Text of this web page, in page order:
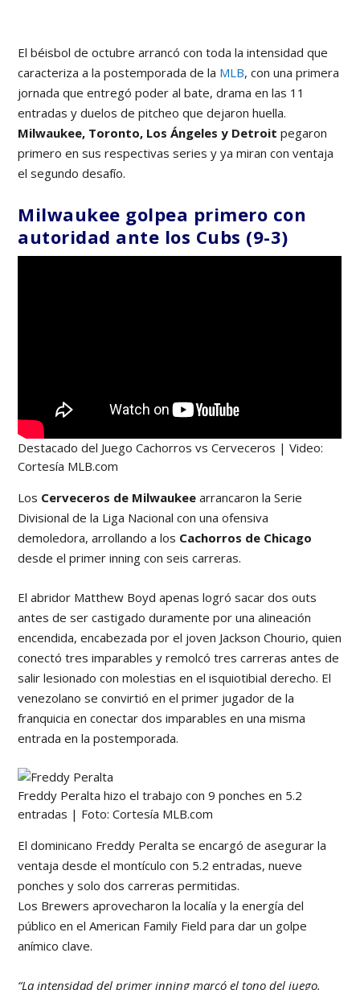
El béisbol de octubre arrancó con toda la intensidad que
caracteriza a la postemporada de la MLB, con una primera
jornada que entregó poder al bate, drama en las 11
entradas y duelos de pitcheo que dejaron huella.
Milwaukee, Toronto, Los Ángeles y Detroit pegaron
primero en sus respectivas series y ya miran con ventaja
el segundo desafío.
Milwaukee golpea primero con
autoridad ante los Cubs (9-3)
Destacado del Juego Cachorros vs Cerveceros | Video:
Cortesía MLB.com
Los Cerveceros de Milwaukee arrancaron la Serie
Divisional de la Liga Nacional con una ofensiva
demoledora, arrollando a los Cachorros de Chicago
desde el primer inning con seis carreras.
El abridor Matthew Boyd apenas logró sacar dos outs
antes de ser castigado duramente por una alineación
encendida, encabezada por el joven Jackson Chourio, quien
conectó tres imparables y remolcó tres carreras antes de
salir lesionado con molestias en el isquiotibial derecho. El
venezolano se convirtió en el primer jugador de la
franquicia en conectar dos imparables en una misma
entrada en la postemporada.
Freddy Peralta hizo el trabajo con 9 ponches en 5.2
entradas | Foto: Cortesía MLB.com
El dominicano Freddy Peralta se encargó de asegurar la
ventaja desde el montículo con 5.2 entradas, nueve
ponches y solo dos carreras permitidas.
Los Brewers aprovecharon la localía y la energía del
público en el American Family Field para dar un golpe
anímico clave.
“La intensidad del primer inning marcó el tono del juego.